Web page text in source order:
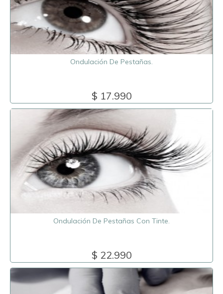
Ondulación De Pestañas.
$ 17.990
Ondulación De Pestañas Con Tinte.
$ 22.990